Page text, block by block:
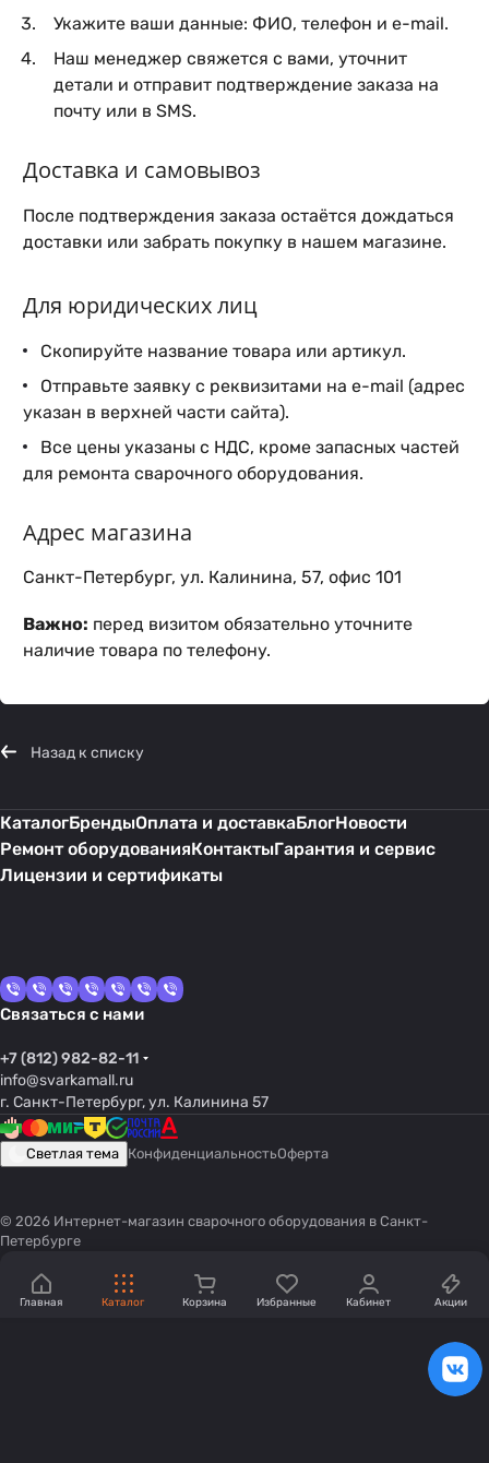
Укажите ваши данные: ФИО, телефон и e-mail.
Наш менеджер свяжется с вами, уточнит
детали и отправит подтверждение заказа на
почту или в SMS.
Доставка и самовывоз
После подтверждения заказа остаётся дождаться
доставки или забрать покупку в нашем магазине.
Для юридических лиц
Скопируйте название товара или артикул.
Отправьте заявку с реквизитами на e-mail (адрес
указан в верхней части сайта).
Все цены указаны с НДС, кроме запасных частей
для ремонта сварочного оборудования.
Адрес магазина
Санкт-Петербург, ул. Калинина, 57, офис 101
Важно: перед визитом обязательно уточните
наличие товара по телефону.
Назад к списку
КаталогБрендыОплата и доставкаБлогНовости
Ремонт оборудованияКонтактыГарантия и сервис
Лицензии и сертификаты
Связаться с нами
+7 (812) 982-82-11
info@svarkamall.ru
г. Санкт-Петербург, ул. Калинина 57
Светлая тема КонфиденциальностьОферта
© 2026 Интернет-магазин сварочного оборудования в Санкт-
Петербурге
Главная Каталог Корзина Избранные Кабинет Акции